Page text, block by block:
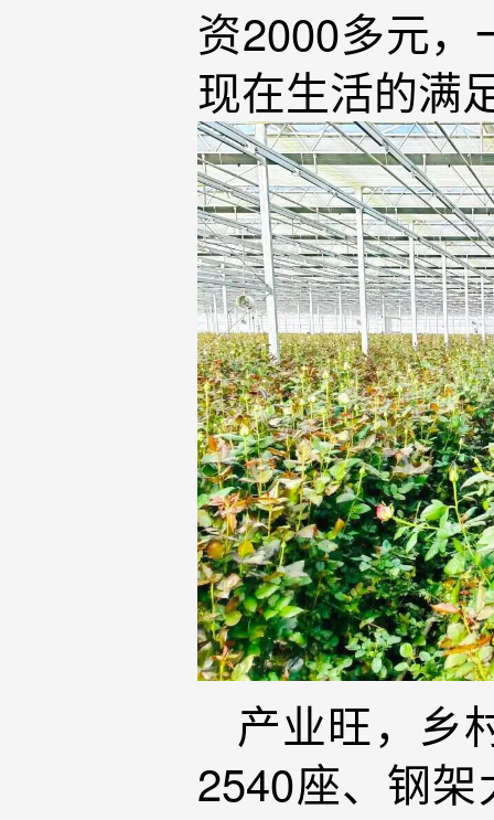
资2000多元
现在生活的满
产业旺，乡
2540座、钢